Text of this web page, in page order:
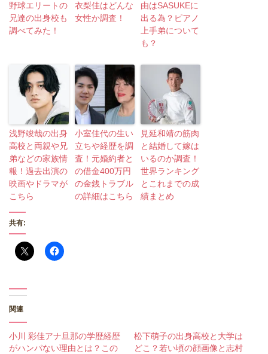
野球エリートの
兄達の出身校も
調べてみた！
衣梨佳はどんな
女性か調査！
由はSASUKEに
出る為？ピアノ
上手弟について
も？
浅野竣哉の出身
高校と両親や兄
弟などの家族情
報！過去出演の
映画やドラマが
こちら
小室佳代の生い
立ちや経歴を調
査！元婚約者と
の借金400万円
の金銭トラブル
の詳細はこちら
見延和靖の筋肉
と結婚して嫁は
いるのか調査！
世界ランキング
とこれまでの成
績まとめ
共有:
関連
小川 彩佳アナ旦那の学歴経歴
がハンパない理由とは？この
松下萌子の出身高校と大学は
どこ？若い頃の顔画像と志村